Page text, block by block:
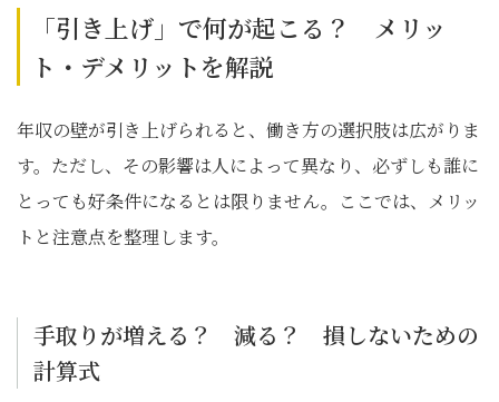
「引き上げ」で何が起こる？ メリッ
ト・デメリットを解説
年収の壁が引き上げられると、働き方の選択肢は広がりま
す。ただし、その影響は人によって異なり、必ずしも誰に
とっても好条件になるとは限りません。ここでは、メリッ
トと注意点を整理します。
手取りが増える？ 減る？ 損しないための
計算式